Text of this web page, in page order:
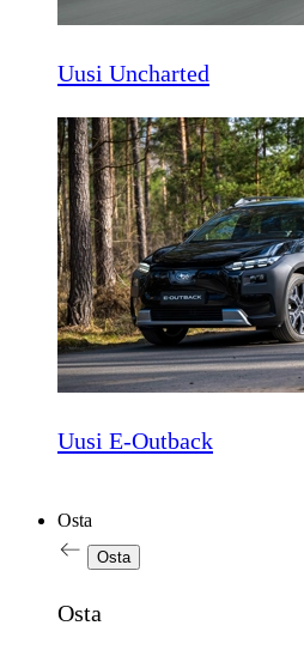
Uusi Uncharted
Uusi E-Outback
Osta
Osta
Osta